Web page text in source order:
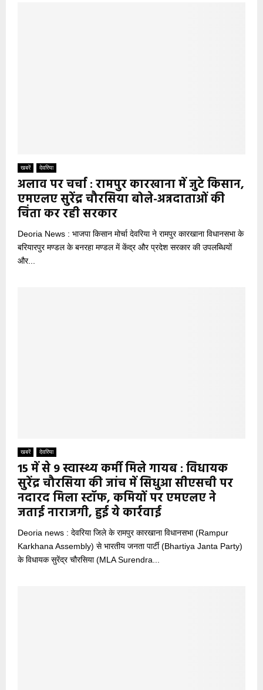
खबरें देवरिया
अलाव पर चर्चा : रामपुर कारखाना में जुटे किसान,
एमएलए सुरेंद्र चौरसिया बोले-अन्नदाताओं की
चिंता कर रही सरकार
Deoria News : भाजपा किसान मोर्चा देवरिया ने रामपुर कारखाना विधानसभा के
बरियारपुर मण्डल के बनरहा मण्डल में केंद्र और प्रदेश सरकार की उपलब्धियों
और...
खबरें देवरिया
15 में से 9 स्वास्थ्य कर्मी मिले गायब : विधायक
सुरेंद्र चौरसिया की जांच में सिधुआ सीएसची पर
नदारद मिला स्टॉफ, कमियों पर एमएलए ने
जताई नाराजगी, हुई ये कार्रवाई
Deoria news : देवरिया जिले के रामपुर कारखाना विधानसभा (Rampur
Karkhana Assembly) से भारतीय जनता पार्टी (Bhartiya Janta Party)
के विधायक सुरेंद्र चौरसिया (MLA Surendra...